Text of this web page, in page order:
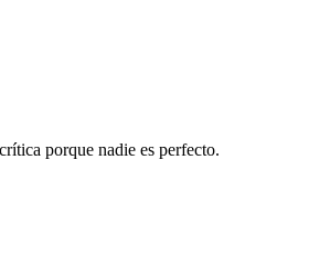
porque nadie es perfecto.